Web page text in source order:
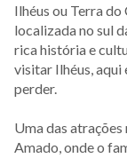
Ilhéus ou Terra
localizada no sul
rica história e
visitar Ilhéus, aqui
perder.
Uma das atrações
Amado, onde o